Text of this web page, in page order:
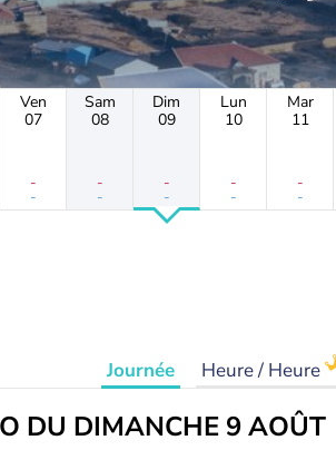
Ven
07
-
-
Sam
08
-
-
Dim
09
-
-
Lun
10
-
-
Mar
11
-
-
Journée Heure / Heure
DU DIMANCHE 9 AOÛT